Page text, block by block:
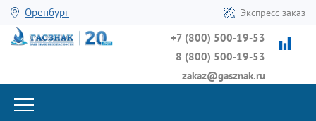
Оренбург Экспресс-заказ
+7 (800) 500-19-53
8 (800) 500-19-53
zakaz@gasznak.ru